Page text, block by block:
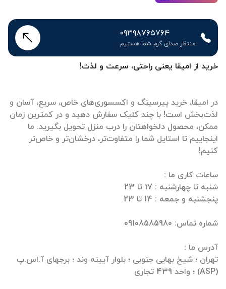
خرید از امیقا یعنی راحتی، سرعت و لذت!
در امیقا، خرید پیرسینگ و اکسسوری‌های خاص، سریع، آسان و
لذت‌بخش است! با چند کلیک سفارش دهید و در کمترین زمان
ممکن، محصول دلخواهتان را درب منزل تحویل بگیرید. ما
اینجاییم تا استایل شما را متفاوت‌تر، درخشان‌تر و خاص‌تر
تهران ؛ شیخ بهایی جنوبی ؛ بلوار آیینه وند ؛ برجهای آ.اس.پ
(ASP) ؛ واحد 439 تجاری
۰۹۳۹۸۷۶۵۷۶۴
منتظر صدای گرم شما هستیم